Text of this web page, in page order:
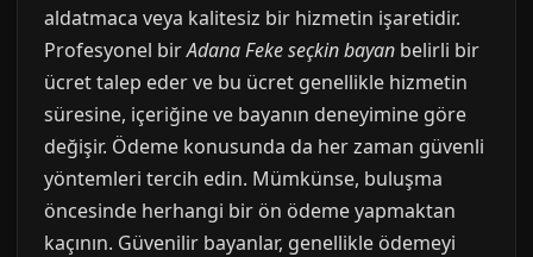
aldatmaca veya kalitesiz bir hizmetin işaretidir.
Profesyonel birAdana Feke seçkin bayan belirli bir
ücret talep eder ve bu ücret genellikle hizmetin
süresine, içeriğine ve bayanın deneyimine göre
değişir. Ödeme konusunda da her zaman güvenli
yöntemleri tercih edin. Mümkünse, buluşma
öncesinde herhangi bir ön ödeme yapmaktan
kaçının. Güvenilir bayanlar, genellikle ödemeyi